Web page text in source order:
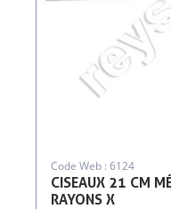
CISEAUX 21 CM
RAYONS X
Code Web : 6124